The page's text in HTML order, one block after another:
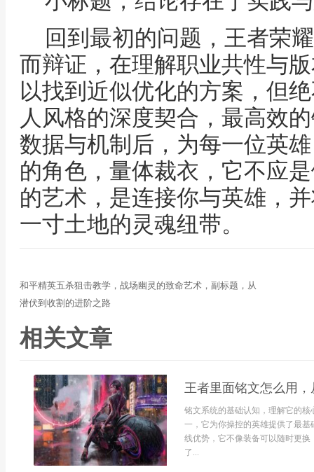
回到最初的问题，王者荣
而辩证，在理解职业共性与
以找到近似优化的方案，但
人风格的深度契合，最高效
数据与机制后，为每一位英
的角色，量体裁衣，它不应
的艺术，是连接你与英雄，
一寸土地的灵魂纽带。
和平精英五杀狙击教学，战场幽灵的致命艺术，副标题，从
潜伏到收割的进阶之路
相关文章
王者里面铭文怎么用
铭文系统的基础认知，理解它的
一，它为你操控的英雄提供了最
线优势，它不像装备可以随时更
了...